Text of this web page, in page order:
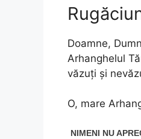
Doamne,
Arhanghelul
văzuţi şi
O, mare